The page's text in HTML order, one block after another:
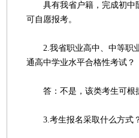
具有我省户籍，完成初中
可自愿报考。
2.我省职业高中、中等职业
通高中学业水平合格性考试？
答：不是，该类考生可根
3.考生报名采取什么方式